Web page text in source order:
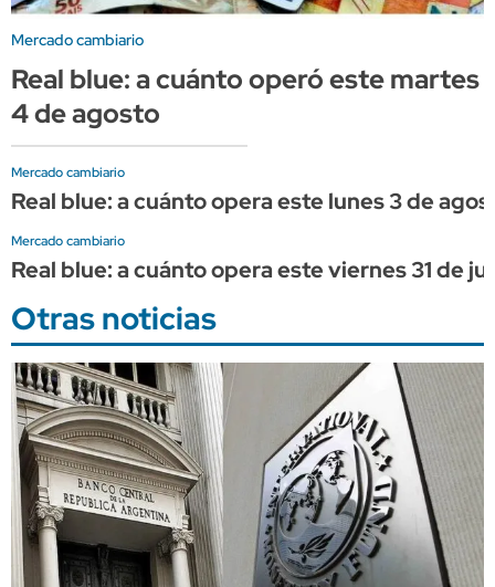
Mercado cambiario
Real blue: a cuánto operó este martes
4 de agosto
Mercado cambiario
Real blue: a cuánto opera este lunes 3 de
Mercado cambiario
Real blue: a cuánto opera este viernes 31 de
Otras noticias